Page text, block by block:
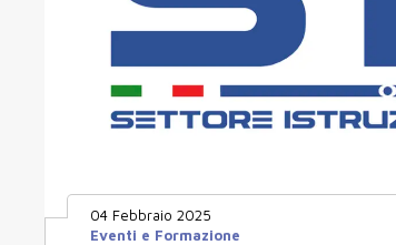
04 Febbraio 2025
Eventi e Formazione